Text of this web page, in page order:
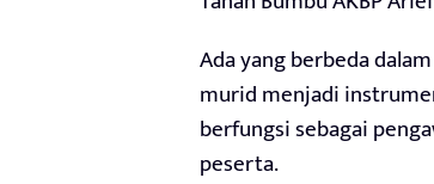
Ada yang berbeda
murid menjadi
berfungsi sebagai
peserta.